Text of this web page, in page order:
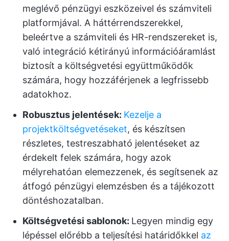
meglévő pénzügyi eszközeivel és számviteli
platformjával. A háttérrendszerekkel,
beleértve a számviteli és HR-rendszereket is,
való integráció kétirányú információáramlást
biztosít a költségvetési együttműködők
számára, hogy hozzáférjenek a legfrissebb
adatokhoz.
Robusztus jelentések: Kezelje a
projektköltségvetéseket, és készítsen
részletes, testreszabható jelentéseket az
érdekelt felek számára, hogy azok
mélyrehatóan elemezzenek, és segítsenek az
átfogó pénzügyi elemzésben és a tájékozott
döntéshozatalban.
Költségvetési sablonok: Legyen mindig egy
lépéssel előrébb a teljesítési határidőkkel az